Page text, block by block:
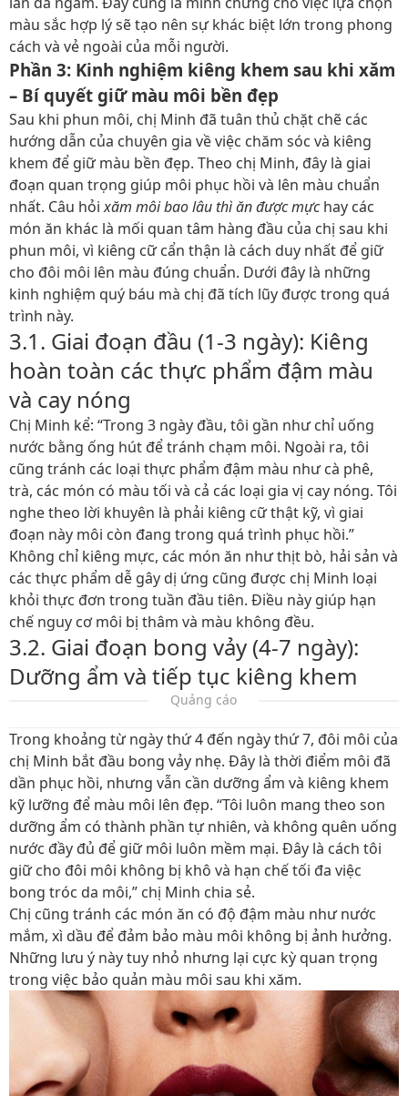
màu sắc hợp lý sẽ tạo nên sự khác biệt lớn trong phong
cách và vẻ ngoài của mỗi người.
Phần 3: Kinh nghiệm kiêng khem sau khi xăm
– Bí quyết giữ màu môi bền đẹp
Sau khi phun môi, chị Minh đã tuân thủ chặt chẽ các
hướng dẫn của chuyên gia về việc chăm sóc và kiêng
khem để giữ màu bền đẹp. Theo chị Minh, đây là giai
đoạn quan trọng giúp môi phục hồi và lên màu chuẩn
nhất. Câu hỏixăm môi bao lâu thì ăn được mựchay các
món ăn khác là mối quan tâm hàng đầu của chị sau khi
phun môi, vì kiêng cữ cẩn thận là cách duy nhất để giữ
cho đôi môi lên màu đúng chuẩn. Dưới đây là những
kinh nghiệm quý báu mà chị đã tích lũy được trong quá
trình này.
3.1. Giai đoạn đầu (1-3 ngày): Kiêng
hoàn toàn các thực phẩm đậm màu
và cay nóng
Chị Minh kể: “Trong 3 ngày đầu, tôi gần như chỉ uống
nước bằng ống hút để tránh chạm môi. Ngoài ra, tôi
cũng tránh các loại thực phẩm đậm màu như cà phê,
trà, các món có màu tối và cả các loại gia vị cay nóng. Tôi
nghe theo lời khuyên là phải kiêng cữ thật kỹ, vì giai
đoạn này môi còn đang trong quá trình phục hồi.”
Không chỉ kiêng mực, các món ăn như thịt bò, hải sản và
các thực phẩm dễ gây dị ứng cũng được chị Minh loại
khỏi thực đơn trong tuần đầu tiên. Điều này giúp hạn
chế nguy cơ môi bị thâm và màu không đều.
3.2. Giai đoạn bong vảy (4-7 ngày):
Dưỡng ẩm và tiếp tục kiêng khem
Quảng cáo
Trong khoảng từ ngày thứ 4 đến ngày thứ 7, đôi môi của
chị Minh bắt đầu bong vảy nhẹ. Đây là thời điểm môi đã
dần phục hồi, nhưng vẫn cần dưỡng ẩm và kiêng khem
kỹ lưỡng để màu môi lên đẹp. “Tôi luôn mang theo son
dưỡng ẩm có thành phần tự nhiên, và không quên uống
nước đầy đủ để giữ môi luôn mềm mại. Đây là cách tôi
giữ cho đôi môi không bị khô và hạn chế tối đa việc
bong tróc da môi,” chị Minh chia sẻ.
Chị cũng tránh các món ăn có độ đậm màu như nước
mắm, xì dầu để đảm bảo màu môi không bị ảnh hưởng.
Những lưu ý này tuy nhỏ nhưng lại cực kỳ quan trọng
trong việc bảo quản màu môi sau khi xăm.